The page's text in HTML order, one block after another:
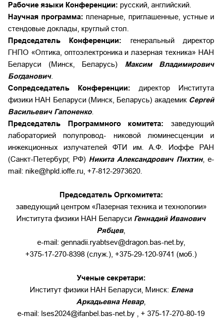
Рабочие языки Конференции: русский, английский.
Научная программа: пленарные, приглашенные, устные и
стендовые доклады, круглый стол.
Председатель Конференции: генеральный директор
ГНПО «Оптика, оптоэлектро­ника и лазерная техника» НАН
Беларуси (Минск, Беларусь) Максим Владимирович
Богданович.
Сопредседатель Конференции: директор Института
физики НАН Беларуси (Минск, Беларусь) академик Сергей
Васильевич Гапоненко.
Председатель Программного комитета: заведующий
лабораторией полупровод- никовой люминесценции и
инжекционных излучателей ФТИ им. А.Ф. Иоффе РАН
(Санкт-Петербург, РФ) Никита Александрович Пихтин, e-
mail: nike@hpld.ioffe.ru, +7-812-2973620.
Председатель Оргкомитета:
заведующий центром «Лазерная техника и технологии»
Института физики НАН Беларуси Геннадий Иванович
Рябцев,
e-mail: gennadii.ryabtsev@dragon.bas-net.by,
+375-17-270-8398 (служ.), +375-29-120-9741 (моб.)
Ученые секретари:
Институт физики НАН Беларуси, Минск: Елена
Аркадьевна Невар,
e-mail: lses2024@ifanbel.bas-net.by , + 375-17-270-80-19